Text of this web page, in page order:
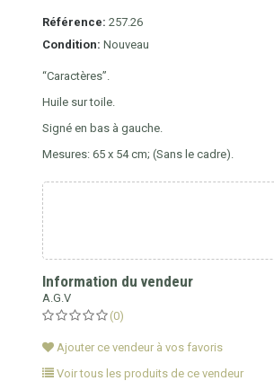
Référence: 257.26
Condition: Nouveau
“Caractères”.
Huile sur toile.
Signé en bas à gauche.
Mesures: 65 x 54 cm; (Sans le cadre).
Information du vendeur
A.G.V
(0)
Ajouter ce vendeur à vos favoris
Voir tous les produits de ce vendeur